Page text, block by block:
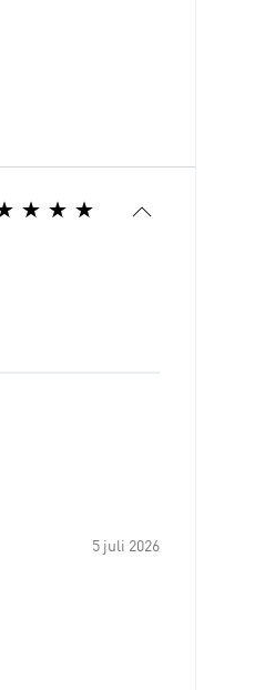
5 juli 2026